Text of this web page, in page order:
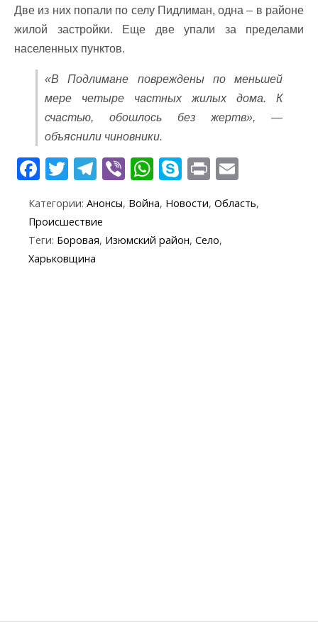
Две из них попали по селу Пидлиман, одна – в районе
жилой застройки. Еще две упали за пределами
населенных пунктов.
«В Подлимане повреждены по меньшей
мере четыре частных жилых дома. К
счастью, обошлось без жертв», —
объяснили чиновники.
F
e
b
o
T
itt
er
T
e
gr
Vi
er
W
at
s
S
y
p
Pr
in
t ai
Категории: Анонсы, Война, Новости, Область,
Происшествие
Теги: Боровая, Изюмский район, Село,
Харьковщина